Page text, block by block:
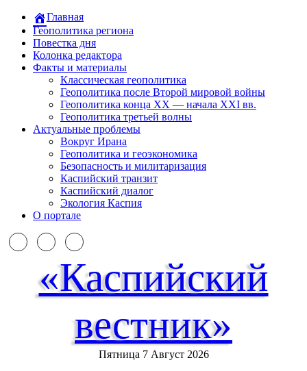
Главная
Геополитика региона
Повестка дня
Колонка редактора
Факты и материалы
Классическая геополитика
Геополитика после Второй мировой войны
Геополитика конца XX — начала XXI вв.
Геополитика третьей волны
Актуальные проблемы
Вокруг Ирана
Геополитика и геоэкономика
Безопасность и милитаризация
Каспийский транзит
Каспийский диалог
Экология Каспия
О портале
«Каспийский
вестник»
Пятница 7 Август 2026